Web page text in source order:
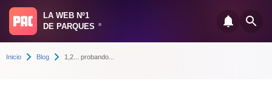
LA WEB Nº1
DE PARQUES
®
Inicio Blog 1,2... probando...